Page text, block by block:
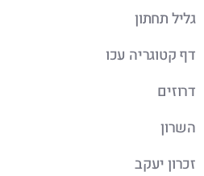
גליל תחתון
דף קטוגריה עכו
דרוזים
השרון
זכרון יעקב